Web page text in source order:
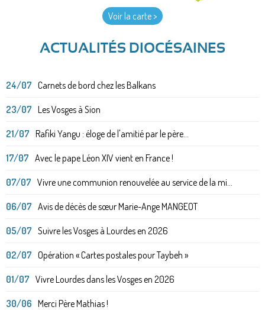
Voir la carte >
ACTUALITÉS DIOCÉSAINES
24/07 Carnets de bord chez les Balkans
23/07 Les Vosges à Sion
21/07 Rafiki Yangu : éloge de l'amitié par le père...
17/07 Avec le pape Léon XIV vient en France !
07/07 Vivre une communion renouvelée au service de la mi...
06/07 Avis de décès de sœur Marie-Ange MANGEOT
05/07 Suivre les Vosges à Lourdes en 2026
02/07 Opération « Cartes postales pour Taybeh »
01/07 Vivre Lourdes dans les Vosges en 2026
30/06 Merci Père Mathias !